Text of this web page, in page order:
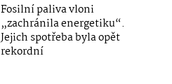
Fosilní paliva vloni
„zachránila energetiku“.
Jejich spotřeba byla opět
rekordní